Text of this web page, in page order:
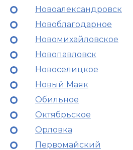
Новоалександровск
Новоблагодарное
Новомихайловское
Новопавловск
Новоселицкое
Новый Маяк
Обильное
Октябрьское
Орловка
Первомайский